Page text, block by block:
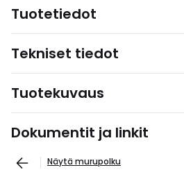
Tuotetiedot
Tekniset tiedot
Tuotekuvaus
Dokumentit ja linkit
Näytä murupolku